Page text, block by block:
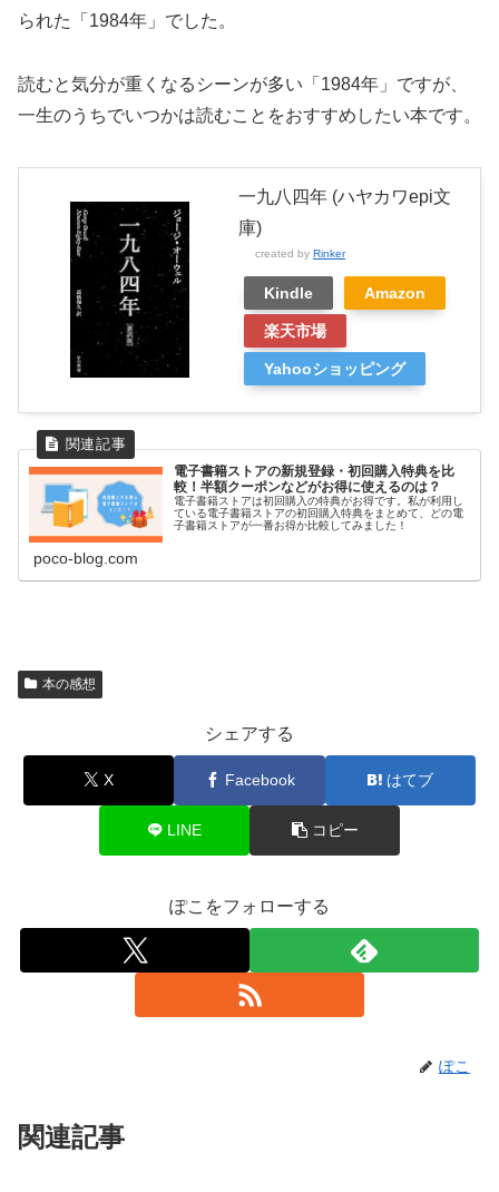
られた「1984年」でした。
読むと気分が重くなるシーンが多い「1984年」ですが、
一生のうちでいつかは読むことをおすすめしたい本です。
一九八四年 (ハヤカワepi文
庫)
created by Rinker
Kindle Amazon
楽天市場
Yahooショッピング
電子書籍ストアの新規登録・初回購入特典を比
較！半額クーポンなどがお得に使えるのは？
電子書籍ストアは初回購入の特典がお得です。私が利用し
ている電子書籍ストアの初回購入特典をまとめて、どの電
子書籍ストアが一番お得か比較してみました！
poco-blog.com
本の感想
シェアする
X Facebook はてブ
LINE コピー
ぽこをフォローする
ぽこ
関連記事